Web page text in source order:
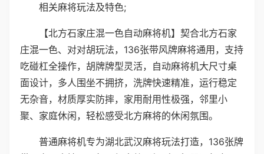
相关麻将玩法及特色;
【北方石家庄混一色自动麻将机】契合北方石家
庄混一色、对对胡玩法，136张带风牌麻将通用，支持
吃碰杠全操作，胡牌牌型灵活，自动麻将机大尺寸桌
面设计，多人围坐不拥挤，洗牌快速精准，运行稳定
无杂音，材质厚实防摔，家用耐用性极强，邻里小
聚、家庭休闲，轻松感受北方麻将的休闲氛围。
普通麻将机专为湖北武汉麻将玩法打造，136张牌